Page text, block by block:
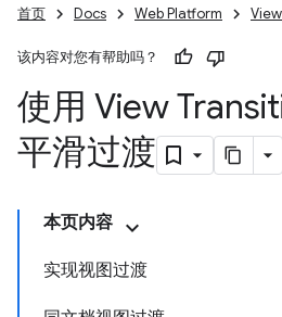
首页 Docs Web Platform
该内容对您有帮助吗？
使用 View
平滑过渡
本页内容
实现视图过渡